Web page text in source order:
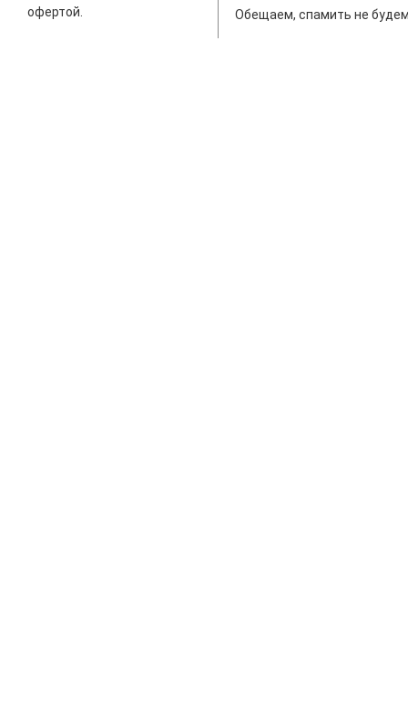
офертой.
Обещаем, спамить не